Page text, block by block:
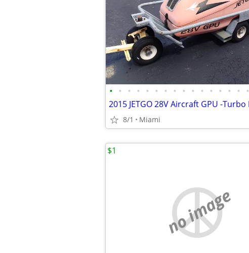
• • • • • • • • • • • • • • • •
8/1 Miami
no image
$1